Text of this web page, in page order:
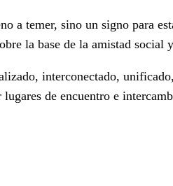
a temer, sino un signo para
la base de la amistad
interconectado,
de encuentro e